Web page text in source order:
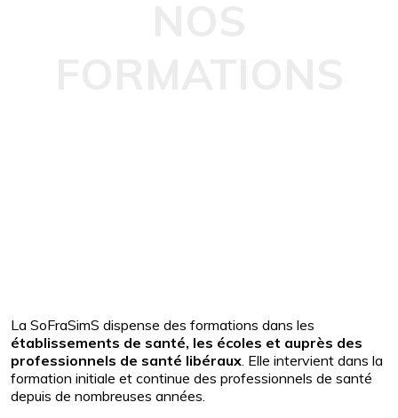
La SoFraSimS dispense des formations dans les
établissements de santé, les écoles et auprès des
professionnels de santé libéraux. Elle intervient dans la
formation initiale et continue des professionnels de santé
depuis de nombreuses années.